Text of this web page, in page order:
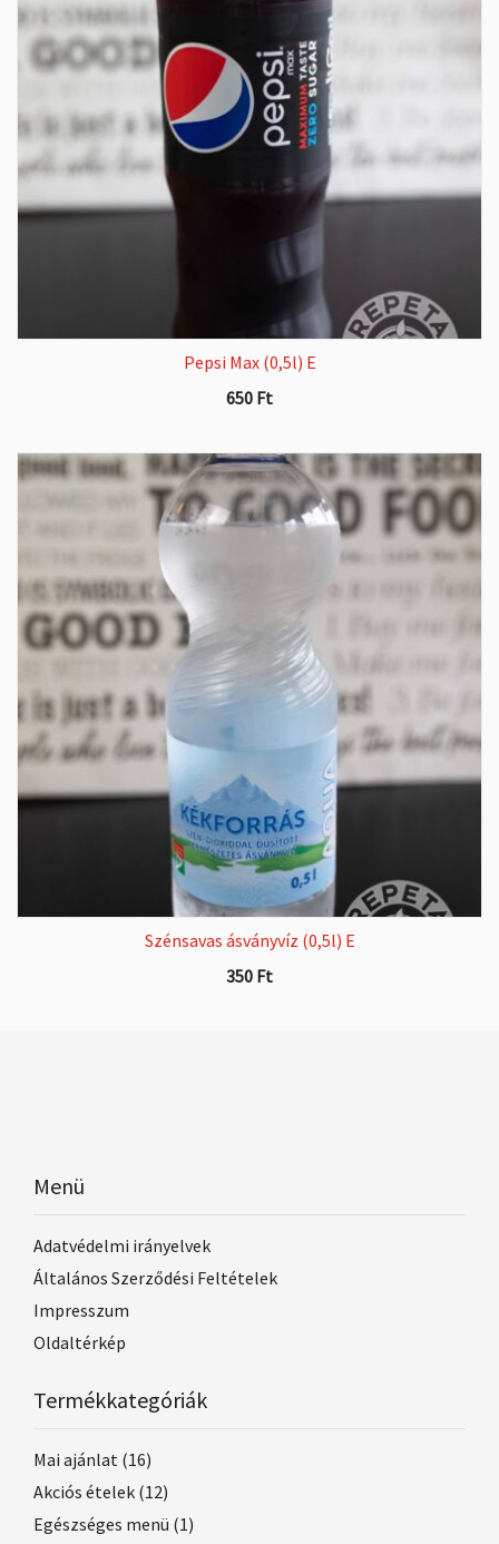
Pepsi Max (0,5l) E
650 Ft
Szénsavas ásványvíz (0,5l) E
350 Ft
Menü
Adatvédelmi irányelvek
Általános Szerződési Feltételek
Impresszum
Oldaltérkép
Termékkategóriák
Mai ajánlat (16)
Akciós ételek (12)
Egészséges menü (1)